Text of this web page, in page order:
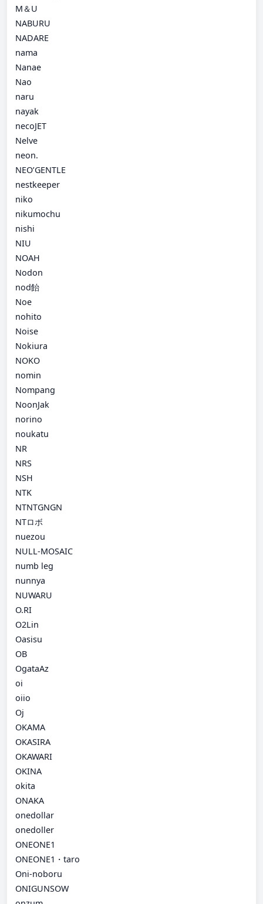
M＆U
NABURU
NADARE
nama
Nanae
Nao
naru
nayak
necoJET
Nelve
neon.
NEO’GENTLE
nestkeeper
niko
nikumochu
nishi
NIU
NOAH
Nodon
nod飴
Noe
nohito
Noise
Nokiura
NOKO
nomin
Nompang
NoonJak
norino
noukatu
NR
NRS
NSH
NTK
NTNTGNGN
NTロボ
nuezou
NULL-MOSAIC
numb leg
nunnya
NUWARU
O.RI
O2Lin
Oasisu
OB
OgataAz
oi
oiio
Oj
OKAMA
OKASIRA
OKAWARI
OKINA
okita
ONAKA
onedollar
onedoller
ONEONE1
ONEONE1・taro
Oni-noboru
ONIGUNSOW